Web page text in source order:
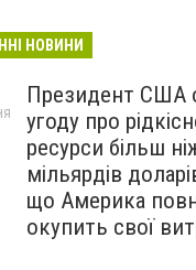
НОВИНИ
Президент США
угоду про
ресурси більш
мільярдів
що Америка
окупить свої